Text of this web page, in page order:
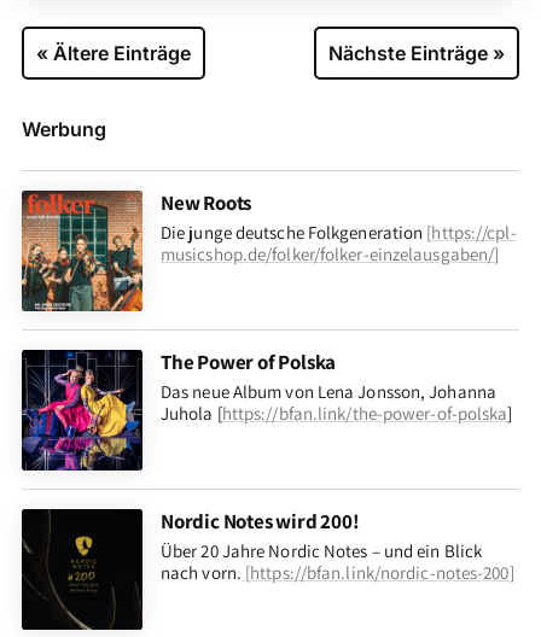
« Ältere Einträge Nächste Einträge »
Werbung
New Roots
Die junge deutsche Folkgeneration [https://cpl-
musicshop.de/folker/folker-einzelausgaben/]
The Power of Polska
Das neue Album von Lena Jonsson, Johanna
Juhola [https://bfan.link/the-power-of-polska]
Nordic Notes wird 200!
Über 20 Jahre Nordic Notes – und ein Blick
nach vorn. [https://bfan.link/nordic-notes-200]